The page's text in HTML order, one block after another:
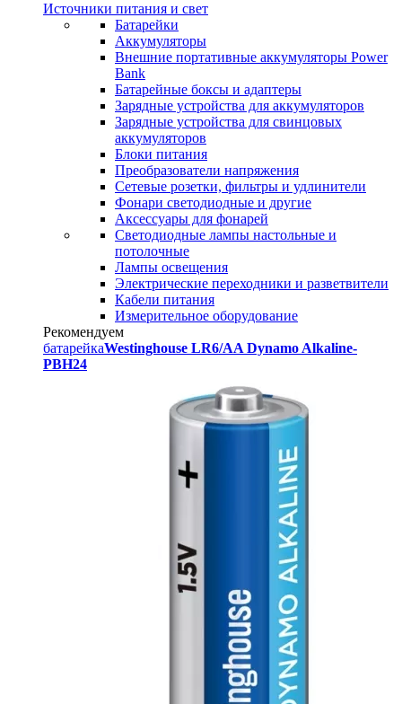
Источники питания и свет
Батарейки
Аккумуляторы
Внешние портативные аккумуляторы Power
Bank
Батарейные боксы и адаптеры
Зарядные устройства для аккумуляторов
Зарядные устройства для свинцовых
аккумуляторов
Блоки питания
Преобразователи напряжения
Сетевые розетки, фильтры и удлинители
Фонари светодиодные и другие
Аксессуары для фонарей
Светодиодные лампы настольные и
потолочные
Лампы освещения
Электрические переходники и разветвители
Кабели питания
Измерительное оборудование
Рекомендуем
батарейкаWestinghouse LR6/AA Dynamo Alkaline-
PBH24